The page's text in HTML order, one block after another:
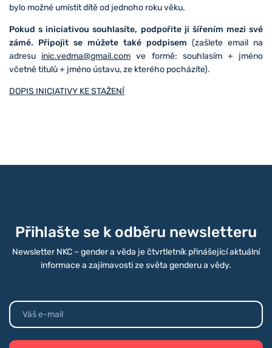
bylo možné umístit dítě od jednoho roku věku.
Pokud s iniciativou souhlasíte, podpořite ji šířením mezi své
zámé. Připojit se můžete také podpisem (zašlete email na
adresu inic.vedma@gmail.com ve formě: souhlasím + jméno
včetně titulů + jméno ústavu, ze kterého pocházíte).
DOPIS INICIATIVY KE STAŽENÍ
Přihlašte se k odběru newsletteru
Newsletter NKC – gender a věda je čtvrtletník přinášející aktuální
informace a zajímavosti ze světa genderu a vědy.